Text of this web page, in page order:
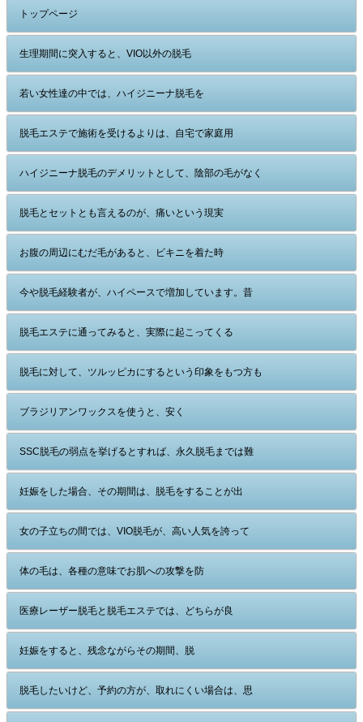
トップページ
生理期間に突入すると、VIO以外の脱毛
若い女性達の中では、ハイジニーナ脱毛を
脱毛エステで施術を受けるよりは、自宅で家庭用
ハイジニーナ脱毛のデメリットとして、陰部の毛がなく
脱毛とセットとも言えるのが、痛いという現実
お腹の周辺にむだ毛があると、ビキニを着た時
今や脱毛経験者が、ハイペースで増加しています。昔
脱毛エステに通ってみると、実際に起こってくる
脱毛に対して、ツルッピカにするという印象をもつ方も
ブラジリアンワックスを使うと、安く
SSC脱毛の弱点を挙げるとすれば、永久脱毛までは難
妊娠をした場合、その期間は、脱毛をすることが出
女の子立ちの間では、VIO脱毛が、高い人気を誇って
体の毛は、各種の意味でお肌への攻撃を防
医療レーザー脱毛と脱毛エステでは、どちらが良
妊娠をすると、残念ながらその期間、脱
脱毛したいけど、予約の方が、取れにくい場合は、思